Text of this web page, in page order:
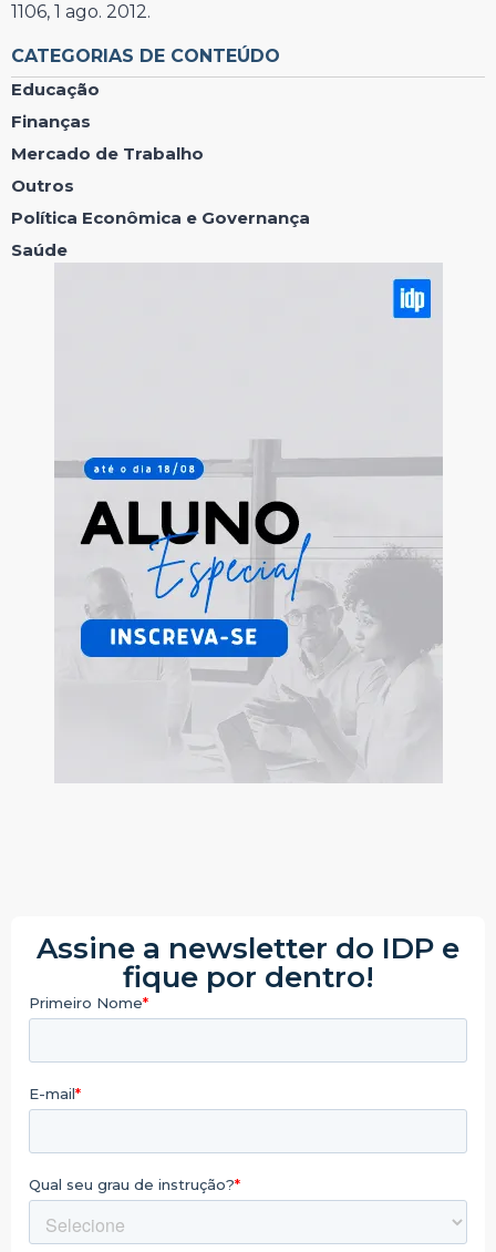
1106, 1 ago. 2012.
CATEGORIAS DE CONTEÚDO
Educação
Finanças
Mercado de Trabalho
Outros
Política Econômica e Governança
Saúde
Assine a newsletter do IDP e
fique por dentro!